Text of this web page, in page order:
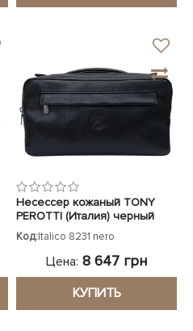
Несессер кожаный TONY
PEROTTI (Италия) черный
Код:Italico 8231 nero
Цена: 8 647 грн
КУПИТЬ